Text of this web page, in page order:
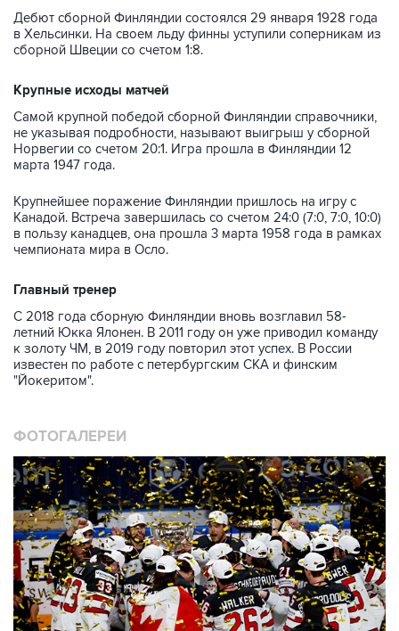
Дебют сборной Финляндии состоялся 29 января 1928 года
в Хельсинки. На своем льду финны уступили соперникам из
сборной Швеции со счетом 1:8.
Крупные исходы матчей
Самой крупной победой сборной Финляндии справочники,
не указывая подробности, называют выигрыш у сборной
Норвегии со счетом 20:1. Игра прошла в Финляндии 12
марта 1947 года.
Крупнейшее поражение Финляндии пришлось на игру с
Канадой. Встреча завершилась со счетом 24:0 (7:0, 7:0, 10:0)
в пользу канадцев, она прошла 3 марта 1958 года в рамках
чемпионата мира в Осло.
Главный тренер
С 2018 года сборную Финляндии вновь возглавил 58-
летний Юкка Ялонен. В 2011 году он уже приводил команду
к золоту ЧМ, в 2019 году повторил этот успех. В России
известен по работе с петербургским СКА и финским
"Йокеритом".
ФОТОГАЛЕРЕИ